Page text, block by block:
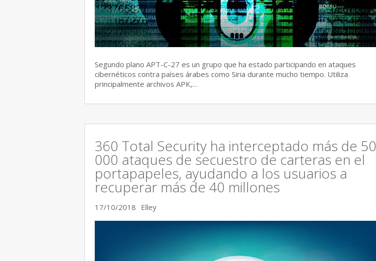
Segundo plano APT-C-27 es un grupo que ha estado participando en ataques
cibernéticos contra países árabes como Siria durante mucho tiempo. Utiliza
principalmente archivos APK,…
360 Total Security ha interceptado más de 50
000 ataques de secuestro de carteras en el
portapapeles, ayudando a los usuarios a
recuperar más de 40 millones
17/10/2018 Elley